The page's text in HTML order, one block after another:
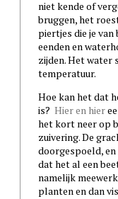
niet kende of
bruggen, het
piertjes die je
eenden en
zijden. Het water
temperatuur.
Hoe kan het dat
is? Hieren hier
het kort neer op
zuivering. De
doorgespoeld,
dat het al een
namelijk
planten en dan